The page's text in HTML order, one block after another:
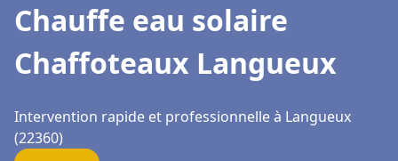
Chauffe eau solaire
Chaffoteaux Langueux
Intervention rapide et professionnelle à Langueux
(22360)